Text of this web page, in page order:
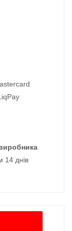
виробника
14 днів